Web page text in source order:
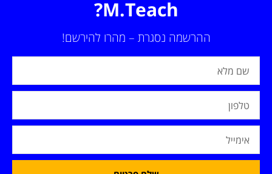
M.Teach?
ההרשמה נסגרת – מהרו להירשם!